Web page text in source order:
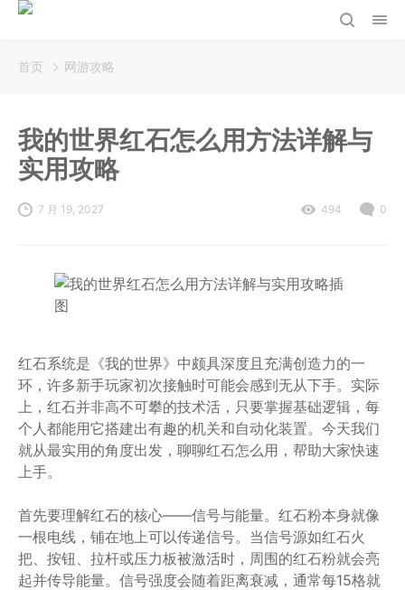
首页 网游攻略
我的世界红石怎么用方法详解与
实用攻略
7 月 19, 2027 494 0
红石系统是《我的世界》中颇具深度且充满创造力的一
环，许多新手玩家初次接触时可能会感到无从下手。实际
上，红石并非高不可攀的技术活，只要掌握基础逻辑，每
个人都能用它搭建出有趣的机关和自动化装置。今天我们
就从最实用的角度出发，聊聊红石怎么用，帮助大家快速
上手。
首先要理解红石的核心——信号与能量。红石粉本身就像
一根电线，铺在地上可以传递信号。当信号源如红石火
把、按钮、拉杆或压力板被激活时，周围的红石粉就会亮
起并传导能量。信号强度会随着距离衰减，通常每15格就